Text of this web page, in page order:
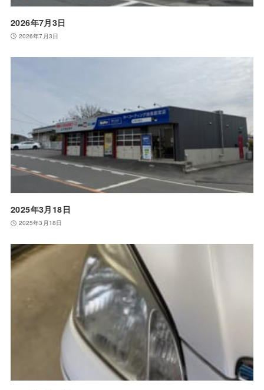
2026年7月3日
2026年7月3日
2025年3月18日
2025年3月18日